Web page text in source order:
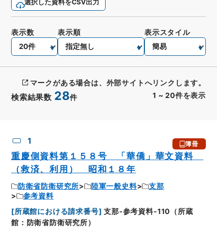
選択した資料をCSV出力
検索結果数 28件 1 ~ 20件を表示
表示数 表示順 表示スタイル
マークがある場合は、外部サイトへリンクします。
1 簿冊
重慶側資料第１５８号 「華僑」華文資料
（救済、利用） 昭和１８年
防衛省防衛研究所 陸軍一般史料
支那
参考資料
[所蔵館における請求番号] 支那-参考資料-110（所蔵
館：防衛省防衛研究所）